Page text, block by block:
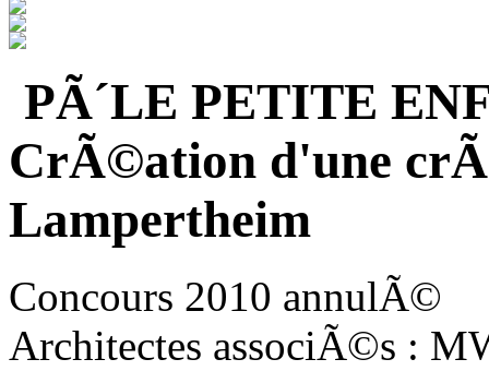
PÃ´LE PETITE
CrÃ©ation d'une
Lampertheim
Concours 2010 annulÃ©
Architectes associÃ©s :